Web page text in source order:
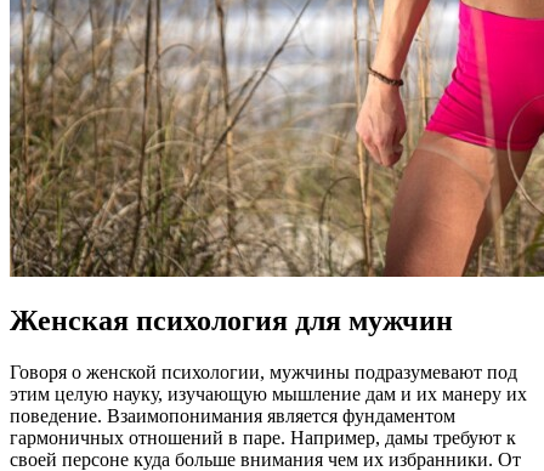
Женская психология для мужчин
Говоря о женской психологии, мужчины подразумевают под
этим целую науку, изучающую мышление дам и их манеру их
поведение. Взаимопонимания является фундаментом
гармоничных отношений в паре. Например, дамы требуют к
своей персоне куда больше внимания чем их избранники. От